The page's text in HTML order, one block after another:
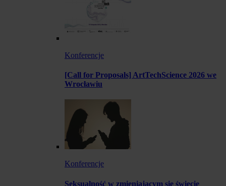
Konferencje
[Call for Proposals] ArtTechScience 2026 we
Wrocławiu
Konferencje
Seksualność w zmieniającym się świecie